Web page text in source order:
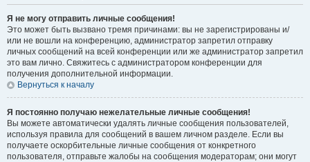
Я не могу отправить личные сообщения!
Это может быть вызвано тремя причинами: вы не зарегистрированы и/
или не вошли на конференцию, администратор запретил отправку
личных сообщений на всей конференции или же администратор запретил
это вам лично. Свяжитесь с администратором конференции для
получения дополнительной информации.
Вернуться к началу
Я постоянно получаю нежелательные личные сообщения!
Вы можете автоматически удалять личные сообщения пользователей,
используя правила для сообщений в вашем личном разделе. Если вы
получаете оскорбительные личные сообщения от конкретного
пользователя, отправьте жалобы на сообщения модераторам; они могут